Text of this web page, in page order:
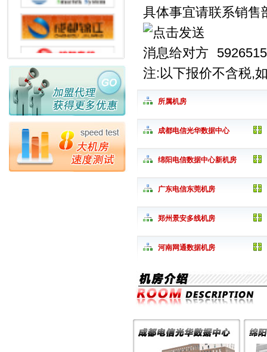
具体事宜请联系销售
注:以下报价不含税,
所属机房
成都电信光华数据中心
绵阳电信数据中心新机房
广东电信东莞机房
郑州景安多线机房
河南网通数据机房